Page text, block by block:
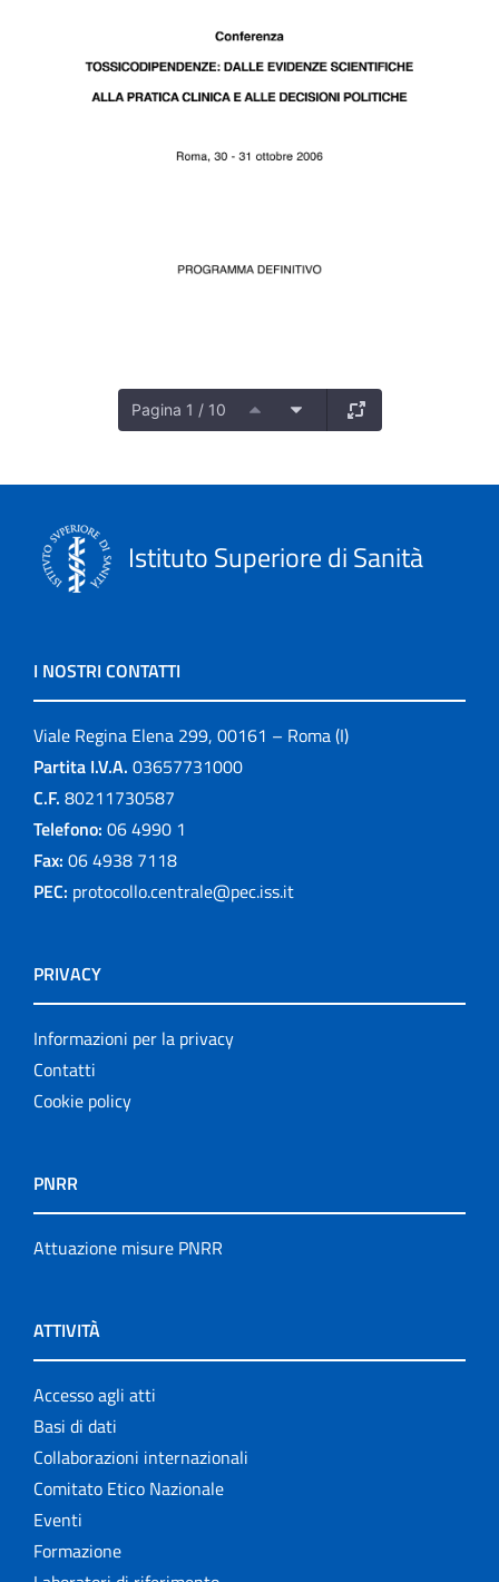
Pagina 1 / 10
Istituto Superiore di Sanità
I NOSTRI CONTATTI
Viale Regina Elena 299, 00161 – Roma (I)
Partita I.V.A. 03657731000
C.F. 80211730587
Telefono: 06 4990 1
Fax: 06 4938 7118
PEC: protocollo.centrale@pec.iss.it
PRIVACY
Informazioni per la privacy
Contatti
Cookie policy
PNRR
Attuazione misure PNRR
ATTIVITÀ
Accesso agli atti
Basi di dati
Collaborazioni internazionali
Comitato Etico Nazionale
Eventi
Formazione